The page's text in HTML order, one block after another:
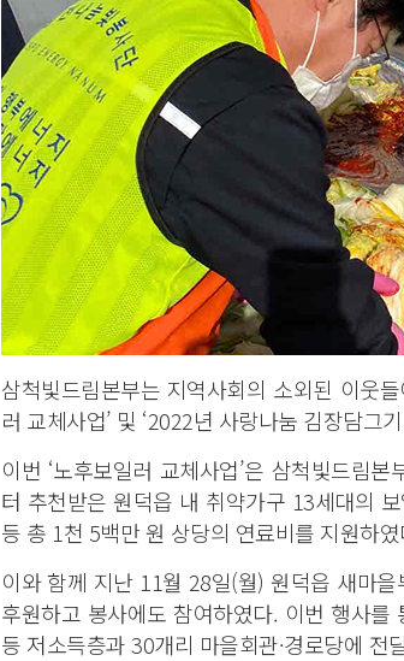
삼척빛드림본부는 지역사회의 소외된 이웃
러 교체사업’ 및 ‘2022년 사랑나눔 김장담그
이번 ‘노후보일러 교체사업’은 삼척빛드림
터 추천받은 원덕읍 내 취약가구 13세대의
등 총 1천 5백만 원 상당의 연료비를 지원하
이와 함께 지난 11월 28일(월) 원덕읍 새마
후원하고 봉사에도 참여하였다. 이번 행사
등 저소득층과 30개리 마을회관·경로당에 전